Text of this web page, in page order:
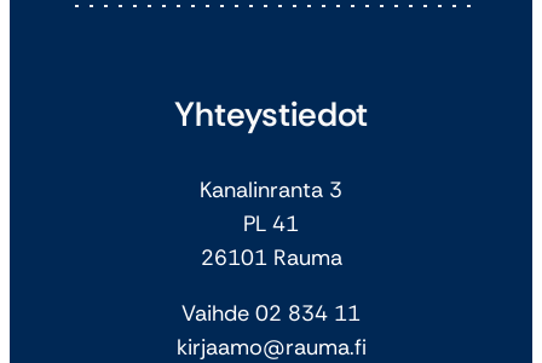
Yhteystiedot
Kanalinranta 3
PL 41
26101 Rauma
Vaihde 02 834 11
kirjaamo@rauma.fi